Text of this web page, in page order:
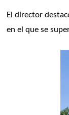
El director
en el que se